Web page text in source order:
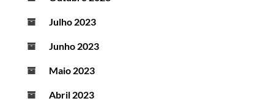
Julho 2023
Junho 2023
Maio 2023
Abril 2023